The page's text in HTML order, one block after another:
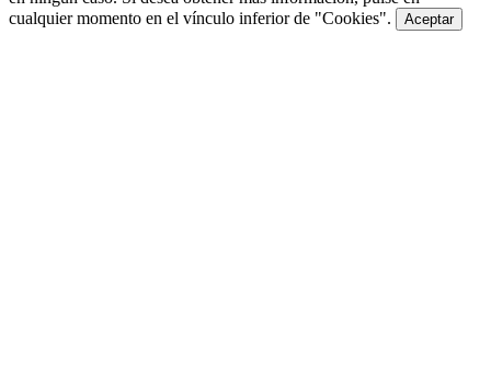
cualquier momento en el vínculo inferior de "Cookies".
Aceptar